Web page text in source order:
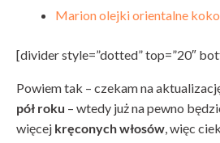
Marion olejki orientalne
[divider style=”dotted” top=”20″
Powiem tak – czekam na
pół roku – wtedy już na pewno
więcej kręconych włosów , więc